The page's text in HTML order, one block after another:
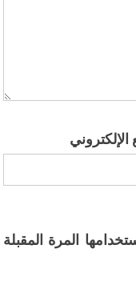
الإلكتروني
المرة المقبلة